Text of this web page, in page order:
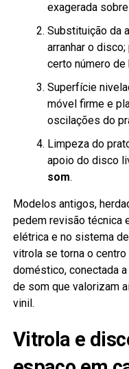
exagerada
Substituição da
arranhar o
certo número de
Superfície
móvel firme e
oscilações do
Limpeza do
apoio do disco
som.
Modelos antigos,
pedem revisão técnica
elétrica e no sistema
vitrola se torna o
doméstico, conectada
de som que valorizam
vinil.
Vitrola e